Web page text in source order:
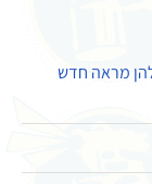
מראה חדש